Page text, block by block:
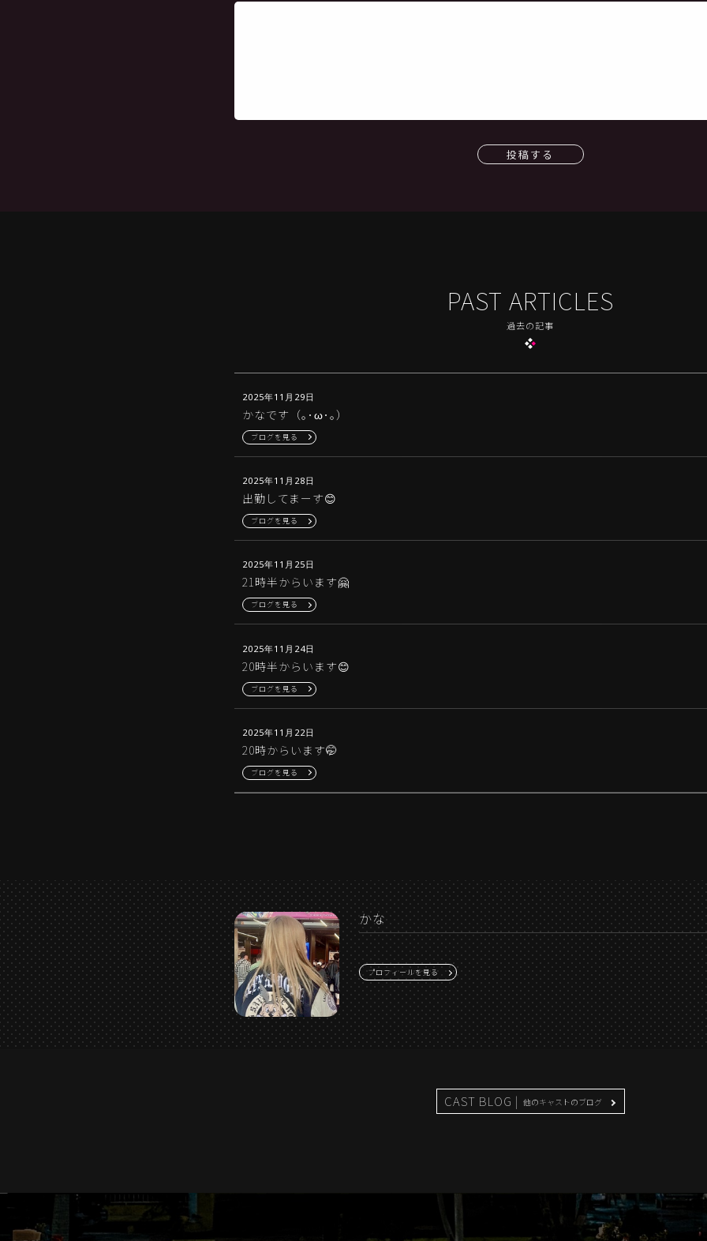
投稿する
PAST ARTICLES
過去の記事
2025年11月29日
かなです（｡･ω･｡）
ブログを見る
2025年11月28日
出勤してまーす😊
ブログを見る
2025年11月25日
21時半からいます🤗
ブログを見る
2025年11月24日
20時半からいます😊
ブログを見る
2025年11月22日
20時からいます🤭
ブログを見る
かな
プロフィールを見る
CAST BLOG | 他のキャストのブログ